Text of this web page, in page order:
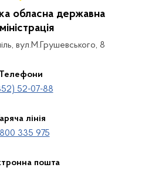
обласна державна
вул.М.Грушевського, 8
Телефони
52-07-88
лінія
335 975
пошта